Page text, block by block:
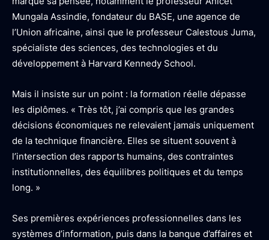
Mungala Assindie, fondateur du BASE, une agence de
l’Union africaine, ainsi que le professeur Calestous Juma,
spécialiste des sciences, des technologies et du
développement à Harvard Kennedy School.
Mais il insiste sur un point : la formation réelle dépasse
les diplômes. « Très tôt, j’ai compris que les grandes
décisions économiques ne relevaient jamais uniquement
de la technique financière. Elles se situent souvent à
l’intersection des rapports humains, des contraintes
institutionnelles, des équilibres politiques et du temps
long. »
Ses premières expériences professionnelles dans les
systèmes d’information, puis dans la banque d’affaires et